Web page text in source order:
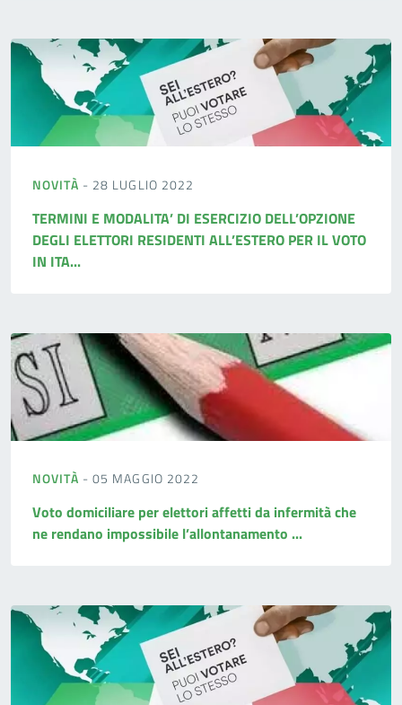
NOVITÀ - 28 LUGLIO 2022
TERMINI E MODALITA’ DI ESERCIZIO DELL’OPZIONE
DEGLI ELETTORI RESIDENTI ALL’ESTERO PER IL VOTO
IN ITA...
NOVITÀ - 05 MAGGIO 2022
Voto domiciliare per elettori affetti da infermità che
ne rendano impossibile l’allontanamento ...